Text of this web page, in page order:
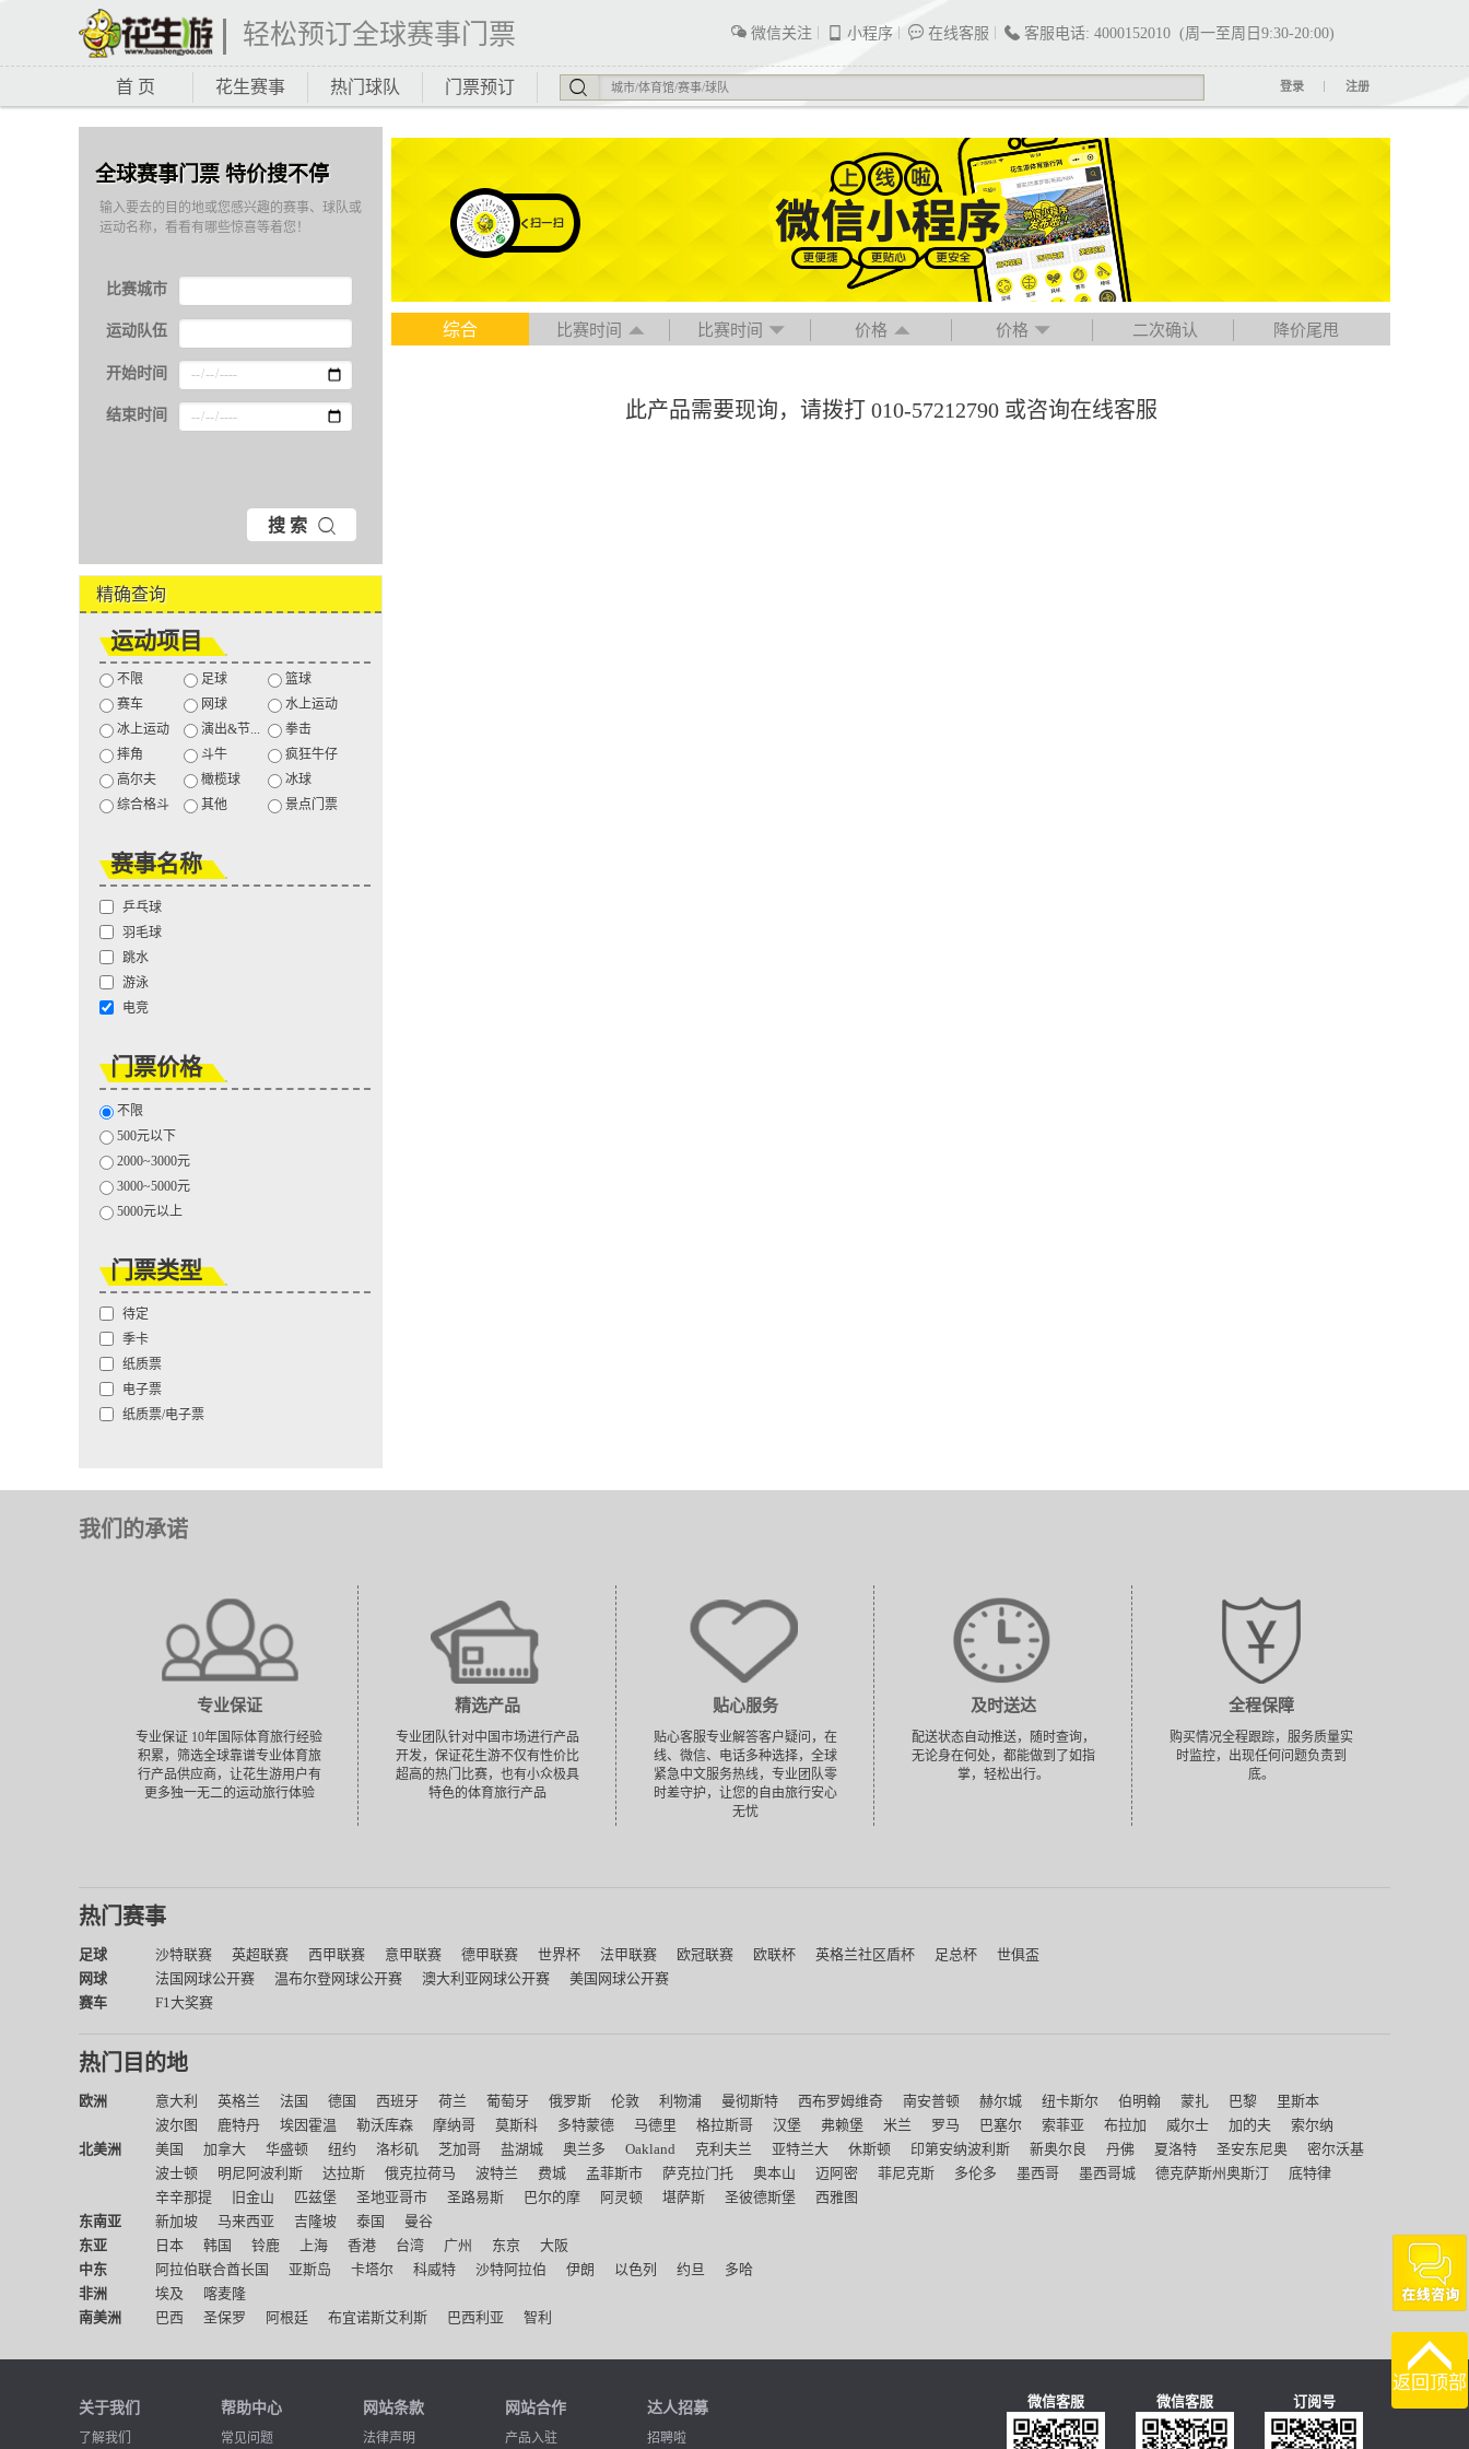
轻松预订全球赛事门票 微信关注 小程序 在线客服 客服电话: 4000152010 (周一至周日9:30-20:00)
首 页 花生赛事 热门球队 门票预订 登录 注册
综合 比赛时间 比赛时间 价格 价格 二次确认 降价尾甩
此产品需要现询，请拨打 010-57212790 或咨询在线客服
全球赛事门票 特价搜不停
输入要去的目的地或您感兴趣的赛事、球队或
运动名称，看看有哪些惊喜等着您！
比赛城市
运动队伍
开始时间
结束时间
搜 索
精确查询
运动项目
不限 足球
篮球
赛车
网球
水上运动
冰上运动
演出&节...
拳击
摔角
斗牛
疯狂牛仔
高尔夫
橄榄球
冰球
综合格斗
其他 景点门票
赛事名称
乒乓球
羽毛球
跳水
游泳
电竞
门票价格
不限
500元以下
2000~3000元
3000~5000元
5000元以上
门票类型
待定
季卡
纸质票
电子票
纸质票/电子票
返回顶部
我们的承诺
专业保证
专业保证 10年国际体育旅行经验
积累，筛选全球靠谱专业体育旅
行产品供应商，让花生游用户有
更多独一无二的运动旅行体验
精选产品
专业团队针对中国市场进行产品
开发，保证花生游不仅有性价比
超高的热门比赛，也有小众极具
特色的体育旅行产品
贴心服务
贴心客服专业解答客户疑问，在
线、微信、电话多种选择，全球
紧急中文服务热线，专业团队零
时差守护，让您的自由旅行安心
无忧
及时送达
配送状态自动推送，随时查询，
无论身在何处，都能做到了如指
掌，轻松出行。
全程保障
购买情况全程跟踪，服务质量实
时监控，出现任何问题负责到
底。
热门赛事
足球 沙特联赛 英超联赛 西甲联赛 意甲联赛 德甲联赛 世界杯 法甲联赛 欧冠联赛 欧联杯 英格兰社区盾杯 足总杯
世俱盃
网球
法国网球公开赛 温布尔登网球公开赛 澳大利亚网球公开赛
美国网球公开赛
赛车
F1大奖赛
热门目的地
欧洲 意大利 英格兰 法国 德国 西班牙 荷兰 葡萄牙 俄罗斯 伦敦 利物浦 曼彻斯特 西布罗姆维奇 南安普顿 赫尔城 纽卡斯尔 伯明翰 蒙扎 巴黎
里斯本
波尔图
鹿特丹 埃因霍温 勒沃库森 摩纳哥 莫斯科 多特蒙德 马德里 格拉斯哥 汉堡 弗赖堡 米兰 罗马 巴塞尔 索菲亚 布拉加 威尔士 加的夫
索尔纳
北美洲
美国 加拿大 华盛顿 纽约 洛杉矶 芝加哥 盐湖城 奥兰多 Oakland 克利夫兰 亚特兰大 休斯顿 印第安纳波利斯 新奥尔良 丹佛 夏洛特 圣安东尼奥
密尔沃基
波士顿
明尼阿波利斯 达拉斯 俄克拉荷马 波特兰 费城 孟菲斯市 萨克拉门托 奥本山 迈阿密 菲尼克斯 多伦多 墨西哥 墨西哥城 德克萨斯州奥斯汀
底特律
辛辛那提
旧金山 匹兹堡 圣地亚哥市 圣路易斯 巴尔的摩 阿灵顿 堪萨斯 圣彼德斯堡
西雅图
东南亚
新加坡 马来西亚 吉隆坡 泰国
曼谷
东亚
日本 韩国 铃鹿 上海 香港 台湾 广州 东京
大阪
中东
阿拉伯联合酋长国 亚斯岛 卡塔尔 科威特 沙特阿拉伯 伊朗 以色列 约旦
多哈
非洲
埃及
喀麦隆
南美洲
巴西 圣保罗 阿根廷 布宜诺斯艾利斯 巴西利亚 智利
关于我们
了解我们
帮助中心
常见问题
网站条款
法律声明
网站合作
产品入驻
达人招募
招聘啦
微信客服 微信客服 订阅号